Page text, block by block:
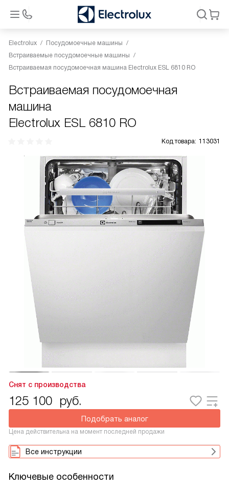
Electrolux
Посудомоечные машины
Встраиваемые посудомоечные машины
Встраиваемая посудомоечная машина Electrolux ESL 6810 RO
Встраиваемая посудомоечная
машина
Electrolux ESL 6810 RO
Код товара: 113031
Снят с производства
125 100 руб.
Подобрать аналог
Цена действительна на момент последней продажи
Все инструкции
Ключевые особенности